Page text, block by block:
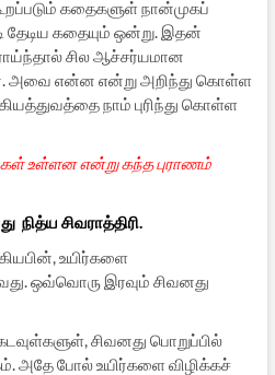
கதைகளுள் நான்முகப்
தேடிய கதையும் ஒன்று. இதன்
சில ஆச்சர்யமான
அவை என்ன என்று அறிந்து கொள்ள
நாம் புரிந்து கொள்ள
உள்ளன என்று கந்த புராணம்
சிவராத்திரி.
உயிர்களை
ஒவ்வொரு இரவும் சிவனது
சிவனது பொறுப்பில்
அதே போல் உயிர்களை விழிக்கச்